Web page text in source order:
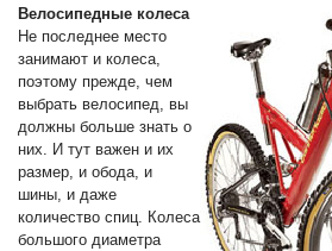
+7
(831)
410-
33-
77
Велосипедные колеса
Не последнее место
занимают и колеса,
поэтому прежде, чем
выбрать велосипед, вы
должны больше знать о
них. И тут важен и их
размер, и обода, и
шины, и даже
количество спиц. Колеса
большого диаметра